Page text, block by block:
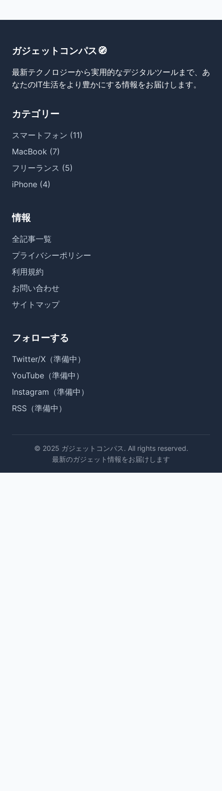
ガジェットコンパス🧭
最新テクノロジーから実用的なデジタルツールまで、あ
なたのIT生活をより豊かにする情報をお届けします。
カテゴリー
スマートフォン (11)
MacBook (7)
フリーランス (5)
iPhone (4)
情報
全記事一覧
プライバシーポリシー
利用規約
お問い合わせ
サイトマップ
フォローする
Twitter/X（準備中）
YouTube（準備中）
Instagram（準備中）
RSS（準備中）
© 2025 ガジェットコンパス. All rights reserved.
最新のガジェット情報をお届けします